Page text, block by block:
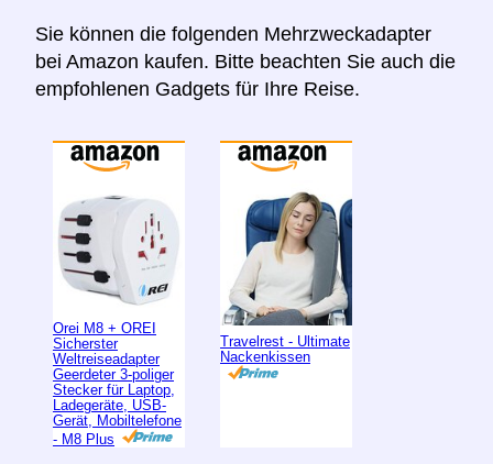
Sie können die folgenden Mehrzweckadapter
bei Amazon kaufen. Bitte beachten Sie auch die
empfohlenen Gadgets für Ihre Reise.
Orei M8 + OREI
Sicherster
Weltreiseadapter
Geerdeter 3-poliger
Stecker für Laptop,
Ladegeräte, USB-
Gerät, Mobiltelefone
- M8 Plus
Travelrest - Ultimate
Nackenkissen